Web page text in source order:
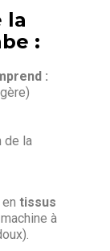
la
:
:
de la
tissus
à